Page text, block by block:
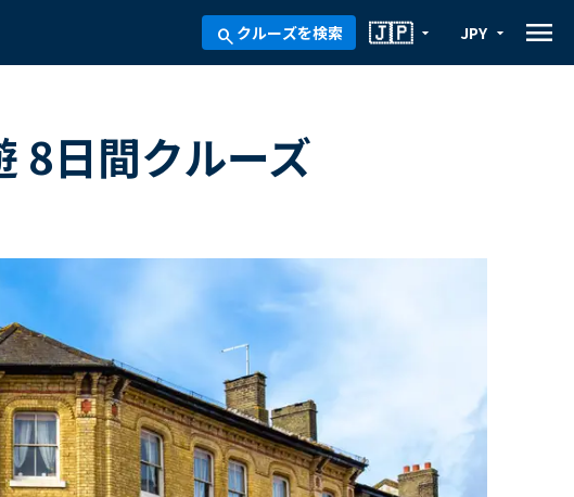
search クルーズを検索 arrow_drop_down
🇯🇵 arrow_drop_down
JPY menu
8日間クルーズ